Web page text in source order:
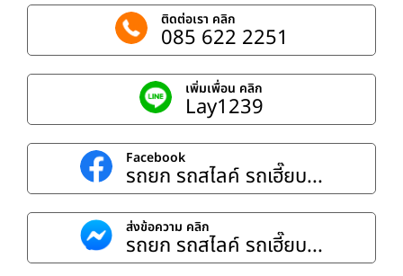
ติดต่อเรา คลิก
085 622 2251
เพิ่มเพื่อน คลิก
Lay1239
Facebook
รถยก รถสไลค์ รถเฮี๊ยบ...
ส่งข้อความ คลิก
รถยก รถสไลค์ รถเฮี๊ยบ...